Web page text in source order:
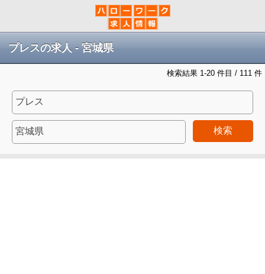
プレスの求人 - 宮城県
検索結果 1-20 件目 / 111 件
検索